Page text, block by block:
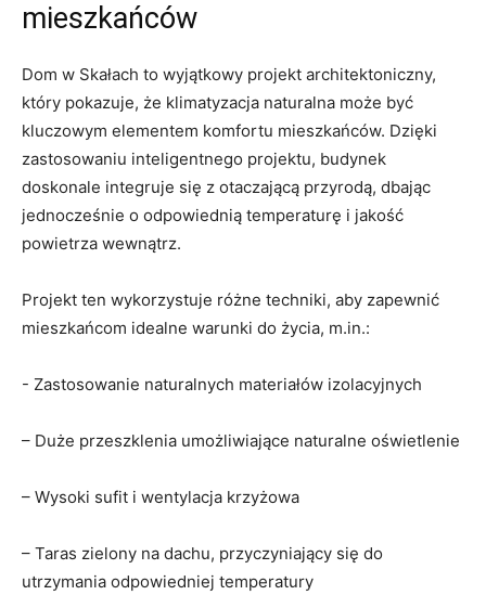
mieszkańców
Dom w Skałach to wyjątkowy projekt architektoniczny,⁤
który pokazuje, że klimatyzacja naturalna może być
kluczowym elementem komfortu mieszkańców. Dzięki
zastosowaniu inteligentnego ⁣projektu, budynek
doskonale ‌integruje się z otaczającą przyrodą, dbając
jednocześnie o odpowiednią temperaturę⁣ i jakość
powietrza wewnątrz.
Projekt ten wykorzystuje różne techniki, aby zapewnić
mieszkańcom idealne warunki do ‍życia, m.in.:
-⁤ Zastosowanie naturalnych materiałów izolacyjnych
– Duże ⁢przeszklenia⁣ umożliwiające naturalne oświetlenie
– Wysoki ‌sufit⁣ i wentylacja krzyżowa
– Taras zielony na dachu,⁣ przyczyniający⁣ się​ do
utrzymania odpowiedniej temperatury